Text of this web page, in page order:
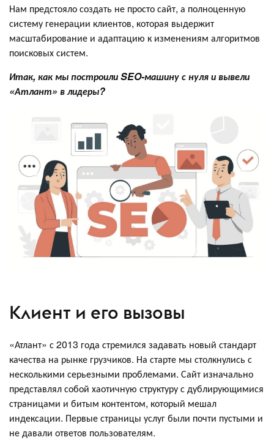
Нам предстояло создать не просто сайт, а полноценную
систему генерации клиентов, которая выдержит
масштабирование и адаптацию к изменениям алгоритмов
поисковых систем.
Итак, как мы построили SEO-машину с нуля и вывели
«Атлант» в лидеры?
Клиент и его вызовы
«Атлант» с 2013 года стремился задавать новый стандарт
качества на рынке грузчиков. На старте мы столкнулись с
несколькими серьезными проблемами. Сайт изначально
представлял собой хаотичную структуру с дублирующимися
страницами и битым контентом, который мешал
индексации. Первые страницы услуг были почти пустыми и
не давали ответов пользователям.